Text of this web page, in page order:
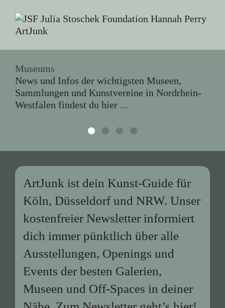
Museums
News und Infos der wichtigsten Museen,
Sammlungen und Kunstvereine in Nordrhein-
Westfalen findest du hier ...
ArtJunk ist dein Kunst-Guide für
Köln, Düsseldorf und NRW. Unser
kostenfreier Newsletter informiert
dich immer pünktlich über alle
Ausstellungen, Openings und
Events der besten Galerien,
Museen und Off-Spaces in deiner